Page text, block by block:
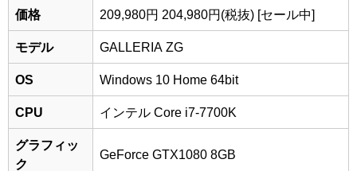
価格 209,980円 204,980円(税抜) [セール中]
モデル GALLERIA ZG
OS Windows 10 Home 64bit
CPU インテル Core i7-7700K
グラフィッ
ク
GeForce GTX1080 8GB